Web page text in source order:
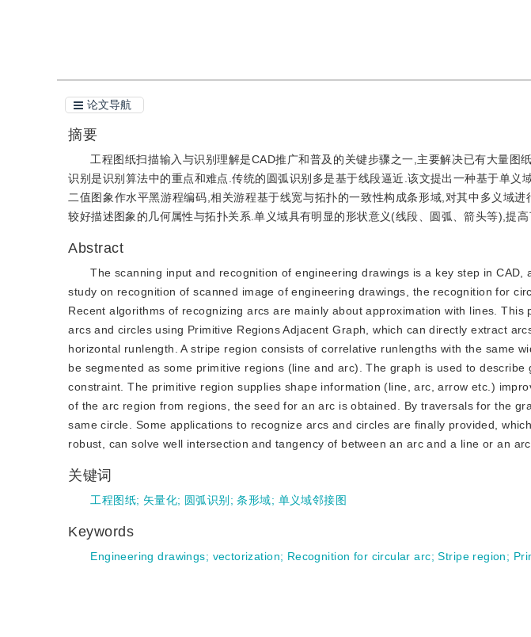
论文导航
摘要
工程图纸扫描输入与识别理解是CAD推广和普及的关键步骤之一,主要解决已有大量图
识别是识别算法中的重点和难点.传统的圆弧识别多是基于线段逼近.该文提出一种基于单义
二值图象作水平黑游程编码,相关游程基于线宽与拓扑的一致性构成条形域,对其中多义域
较好描述图象的几何属性与拓扑关系.单义域具有明显的形状意义(线段、圆弧、箭头等),提
Abstract
The scanning input and recognition of engineering drawings is a key step in
study on recognition of scanned image of engineering drawings, the recognition for
Recent algorithms of recognizing arcs are mainly about approximation with lines.
arcs and circles using Primitive Regions Adjacent Graph, which can directly extract
horizontal runlength. A stripe region consists of correlative runlengths with the same
be segmented as some primitive regions (line and arc). The graph is used to
constraint. The primitive region supplies shape information (line, arc, arrow etc.)
of the arc region from regions, the seed for an arc is obtained. By traversals for the
same circle. Some applications to recognize arcs and circles are finally provided,
robust, can solve well intersection and tangency of between an arc and a line or an arc.
关键词
工程图纸; 矢量化; 圆弧识别 ;条形域; 单义域邻接图
Keywords
Engineering drawings; vectorization; Recognition for circular arc;Stripe region;